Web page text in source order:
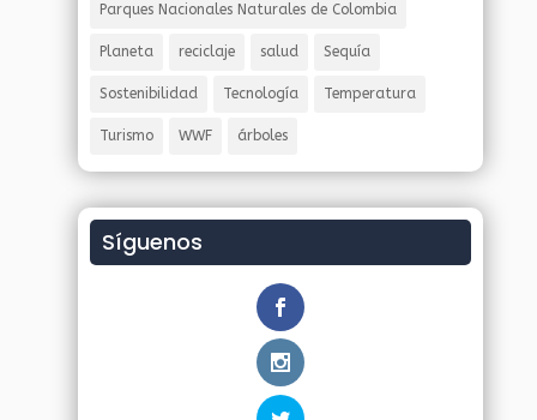
Parques Nacionales Naturales de Colombia
Planeta reciclaje salud Sequía
Sostenibilidad Tecnología Temperatura
Turismo WWF árboles
Síguenos